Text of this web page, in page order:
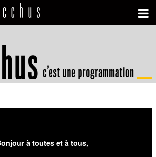
à toutes et à tous,